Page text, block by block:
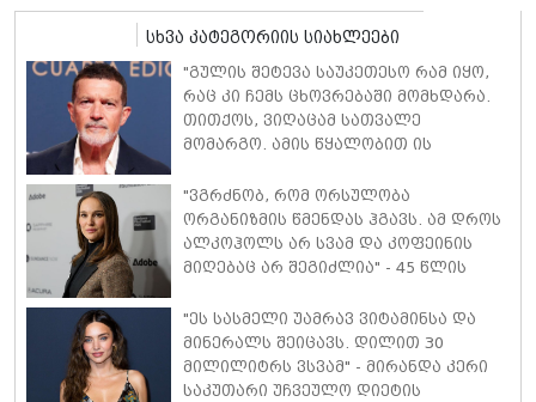
სხვა კატეგორიის სიახლეები
"გულის შეტევა საუკეთესო რამ იყო,
რაც კი ჩემს ცხოვრებაში მომხდარა.
თითქოს, ვიღაცამ სათვალე
მომარგო. ამის წყალობით ის
ვერ ვამჩნევდი" - ანტონიო ბანდერასი
"ვგრძნობ, რომ ორსულობა
ორგანიზმის წმენდას ჰგავს. ამ დროს
ალკოჰოლს არ სვამ და კოფეინის
მიღებაც არ შეგიძლია" - 45 წლის
იშვიათ კომენტარს აკეთებს
"ეს სასმელი უამრავ ვიტამინსა და
მინერალს შეიცავს. დილით 30
მილილიტრს ვსვამ" - მირანდა კერი
საკუთარი უჩვეულო დიეტის